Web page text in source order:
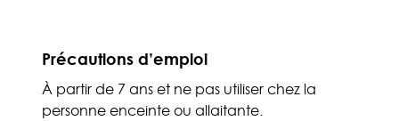
Précautions d’emploi
À partir de 7 ans et ne pas utiliser chez la
personne enceinte ou allaitante.